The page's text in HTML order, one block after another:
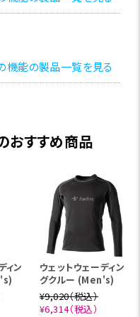
機能の製品一覧を見る
おすすめ商品
ィン
ウェットウェーディン
グクルー (Men's)
¥9,020（税込）
¥6,314（税込）